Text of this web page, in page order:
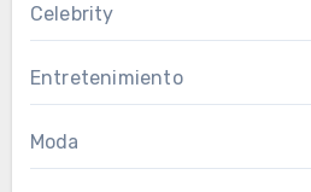
Celebrity
Entretenimiento
Moda